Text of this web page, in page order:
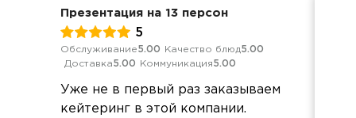
Презентация на 13 персон
5
Обслуживание5.00 Качество блюд5.00
Доставка5.00 Коммуникация5.00
Уже не в первый раз заказываем
кейтеринг в этой компании.